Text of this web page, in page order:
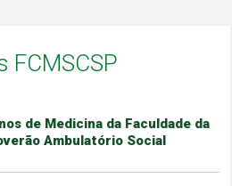
FCMSCSP
de Medicina da Faculdade da
Ambulatório Social